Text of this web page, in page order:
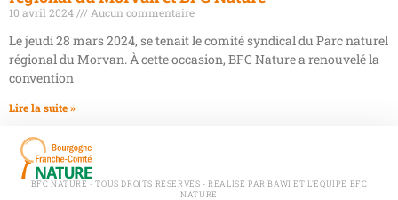
10 avril 2024 Aucun commentaire
Le jeudi 28 mars 2024, se tenait le comité syndical du Parc naturel
régional du Morvan. À cette occasion, BFC Nature a renouvelé la
convention
Lire la suite »
BFC NATURE - TOUS DROITS RÉSERVÉS - RÉALISÉ PAR BAWI ET L'ÉQUIPE BFC
NATURE